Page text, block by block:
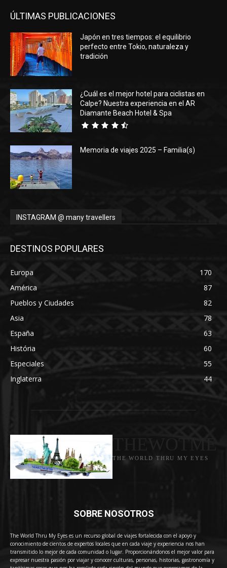
ÚLTIMAS PUBLICACIONES
Japón en tres tiempos: el equilibrio
perfecto entre Tokio, naturaleza y
tradición
¿Cuál es el mejor hotel para ciclistas en
Calpe? Nuestra experiencia en el AR
Diamante Beach Hotel & Spa
Memoria de viajes 2025 – Familia(s)
INSTAGRAM @ many travellers
DESTINOS POPULARES
Europa
170
América
87
Pueblos y Ciudades
82
Asia
78
España
63
História
60
Especiales
55
Inglaterra
44
THE WORLD THRU MY EYES
SOBRE NOSOTROS
The World Thru My Eyes es un recurso global de viajes fortalecida con el apoyo y
conocimiento de cientos de expertos locales que en cada viaje y experiencia nos han
transmitido lo mejor de cada comunidad o lugar. Proporcionándonos el mejor valor para
expresar nuestra pasión por viajar y conocer culturas, personas, historias, gastronomía y